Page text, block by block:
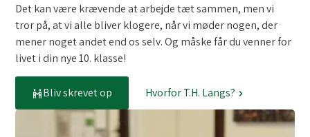
Det kan være krævende at arbejde tæt sammen, men vi
tror på, at vi alle bliver klogere, når vi møder nogen, der
mener noget andet end os selv. Og måske får du venner for
livet i din nye 10. klasse!
Bliv skrevet op Hvorfor T.H. Langs?